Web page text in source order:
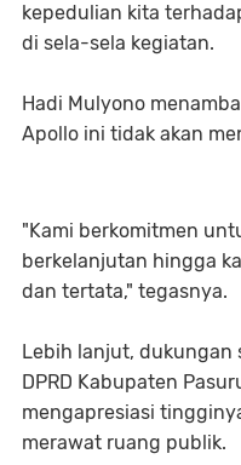
kepedulian kita
di sela-sela kegiatan.
Hadi Mulyono
Apollo ini tidak akan
"Kami berkomitmen
berkelanjutan hingga
dan tertata," tegasnya.
Lebih lanjut, dukungan
DPRD Kabupaten
mengapresiasi
merawat ruang publik.